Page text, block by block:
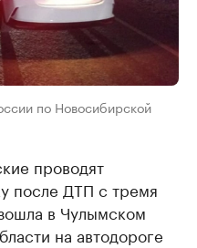
по Новосибирской
проводят
после ДТП с тремя
в Чулымском
на автодороге